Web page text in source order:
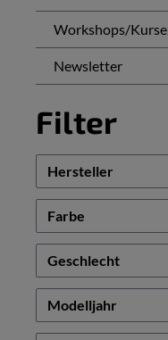
Workshops/Kurse
Newsletter
Filter
Hersteller
Farbe
Geschlecht
Modelljahr